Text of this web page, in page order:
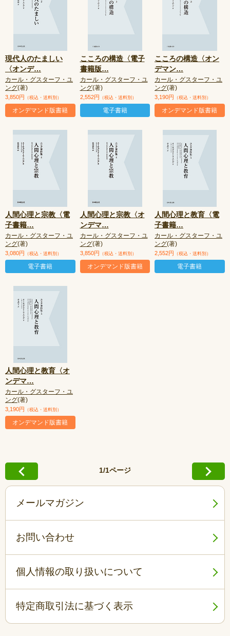
現代人のたましい
〈オンデ…
カール・グスターフ・ユ
ング(著)
3,850円 （税込・送料別）
オンデマンド版書籍
こころの構造〈電子
書籍版…
カール・グスターフ・ユ
ング(著)
2,552円 （税込・送料別）
電子書籍
こころの構造〈オン
デマン…
カール・グスターフ・ユ
ング(著)
3,190円 （税込・送料別）
オンデマンド版書籍
人間心理と宗教〈電
子書籍…
カール・グスターフ・ユ
ング(著)
3,080円 （税込・送料別）
電子書籍
人間心理と宗教〈オ
ンデマ…
カール・グスターフ・ユ
ング(著)
3,850円 （税込・送料別）
オンデマンド版書籍
人間心理と教育〈電
子書籍…
カール・グスターフ・ユ
ング(著)
2,552円 （税込・送料別）
電子書籍
人間心理と教育〈オ
ンデマ…
カール・グスターフ・ユ
ング(著)
3,190円 （税込・送料別）
オンデマンド版書籍
1/1ページ
メールマガジン
お問い合わせ
個人情報の取り扱いについて
特定商取引法に基づく表示